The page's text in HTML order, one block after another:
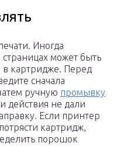
Иногда
может быть
в картридже. Перед
сначала
ручную промывку
действия не дали
Если принтер
картридж,
порошок